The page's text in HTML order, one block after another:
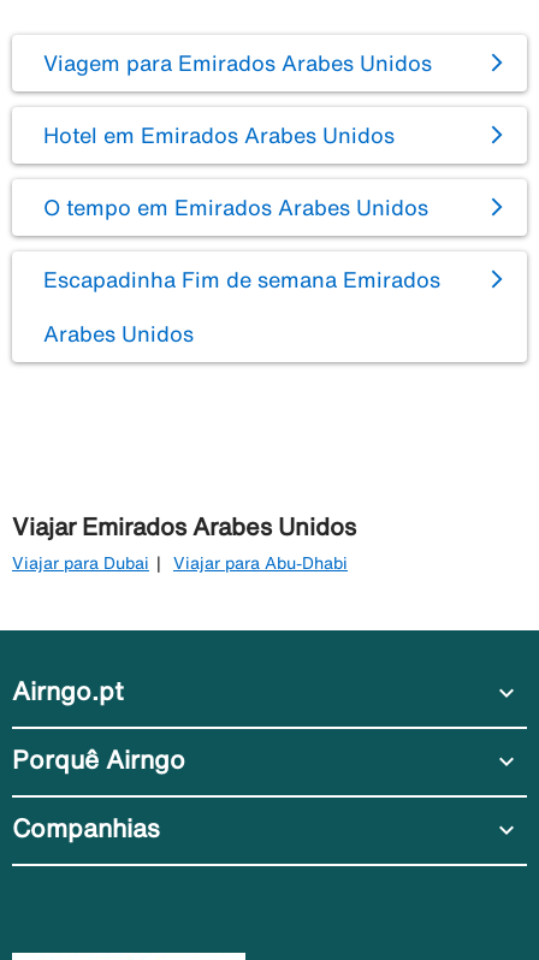
Viagem para Emirados Arabes Unidos
Hotel em Emirados Arabes Unidos
O tempo em Emirados Arabes Unidos
Escapadinha Fim de semana Emirados
Arabes Unidos
Viajar Emirados Arabes Unidos
Viajar para Dubai Viajar para Abu-Dhabi
Airngo.pt expand_more
Porquê Airngo expand_more
Companhias expand_more